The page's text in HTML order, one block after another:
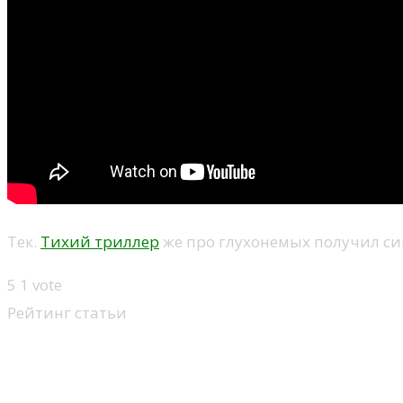
Тек. Тихий триллер же про глухонемых получил
5 1 vote
Рейтинг статьи